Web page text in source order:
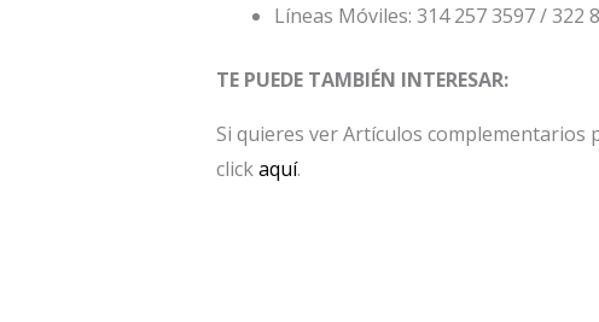
Líneas Móviles: 314 257 3597 / 322
TE PUEDE TAMBIÉN INTERESAR:
Si quieres ver Artículos complementarios
clickaquí.